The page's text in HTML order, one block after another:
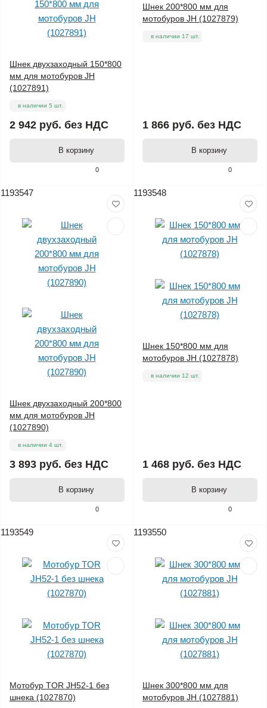
0
Шнек двухзаходный 150*800
мм для мотобуров JH
(1027891)
в наличии 5 шт.
2 942 руб. без НДС
В корзину
0
Шнек 200*800 мм для
мотобуров JH (1027879)
в наличии 17 шт.
1 866 руб. без НДС
В корзину
1193547
0
Шнек двухзаходный 200*800
мм для мотобуров JH
(1027890)
в наличии 4 шт.
3 893 руб. без НДС
В корзину
1193548
0
Шнек 150*800 мм для
мотобуров JH (1027878)
в наличии 12 шт.
1 468 руб. без НДС
В корзину
1193549
Мотобур TOR JH52-1 без
шнека (1027870)
1193550
Шнек 300*800 мм для
мотобуров JH (1027881)